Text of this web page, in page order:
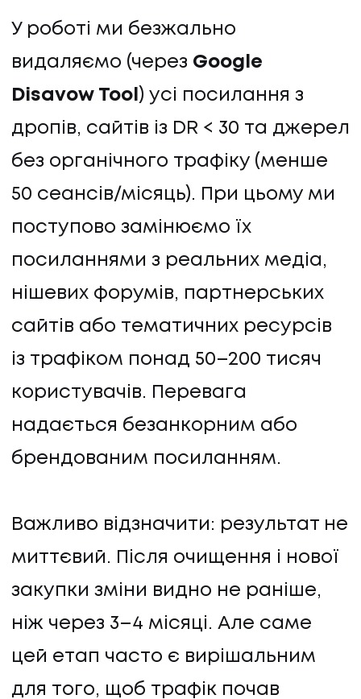
У роботі ми безжально
видаляємо (через Google
Disavow Tool ) усі посилання з
дропів, сайтів із DR < 30 та джерел
без органічного трафіку (менше
50 сеансів/місяць). При цьому ми
поступово замінюємо їх
посиланнями з реальних медіа,
нішевих форумів, партнерських
сайтів або тематичних ресурсів
із трафіком понад 50–200 тисяч
користувачів. Перевага
надається безанкорним або
брендованим посиланням.
Важливо відзначити: результат не
миттєвий. Після очищення і нової
закупки зміни видно не раніше,
ніж через 3–4 місяці. Але саме
цей етап часто є вирішальним
для того, щоб трафік почав